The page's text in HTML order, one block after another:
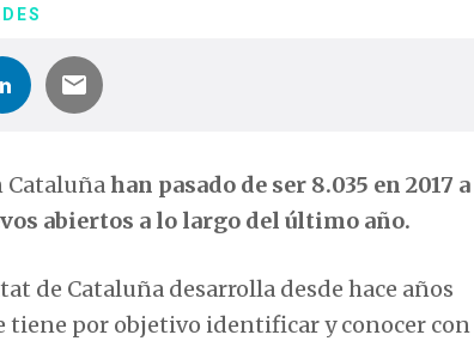
Cataluñahan pasado de ser 8.035 en 2017 a
abiertos a lo largo del último año.
de Cataluña desarrolla desde hace años
tiene por objetivo identificar y conocer con